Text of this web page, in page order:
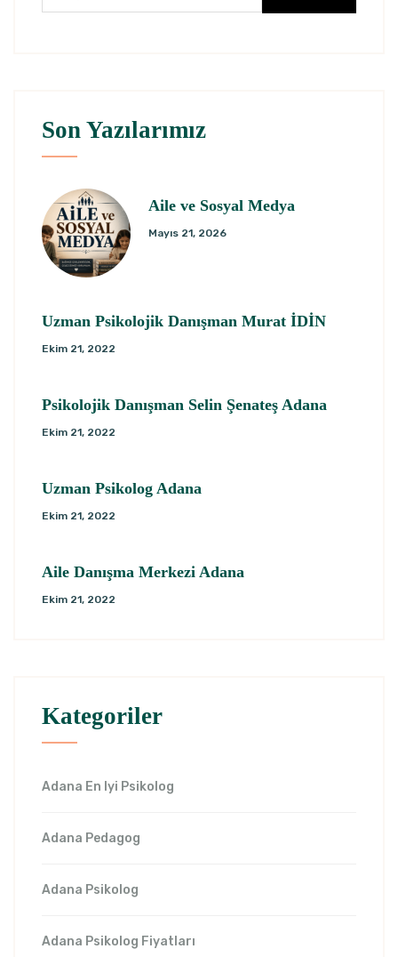
Son Yazılarımız
Aile ve Sosyal Medya
Mayıs 21, 2026
Uzman Psikolojik Danışman Murat İDİN
Ekim 21, 2022
Psikolojik Danışman Selin Şenateş Adana
Ekim 21, 2022
Uzman Psikolog Adana
Ekim 21, 2022
Aile Danışma Merkezi Adana
Ekim 21, 2022
Kategoriler
Adana En Iyi Psikolog
Adana Pedagog
Adana Psikolog
Adana Psikolog Fiyatları